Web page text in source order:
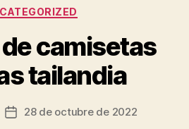
Categorías
camisetas
tailandia
Fecha28 de octubre de 2022